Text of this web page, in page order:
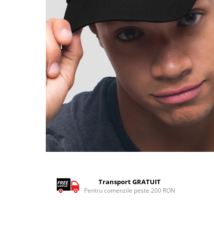
Tricouri Mecanici
Tricouri Fermieri
Tricouri Bere
Tricouri Auto
Tricouri Rock si Tribal
Tricouri Aniversare
Tricouri Cupluri
Tricouri Burlaci
Tricouri Familie
Tricouri Motivationale
Transport GRATUIT
Pentru comenzile peste 200 RON